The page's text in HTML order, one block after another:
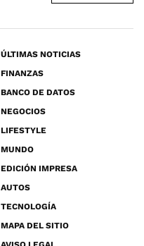
ÚLTIMAS NOTICIAS
FINANZAS
BANCO DE DATOS
NEGOCIOS
LIFESTYLE
MUNDO
EDICIÓN IMPRESA
AUTOS
TECNOLOGÍA
MAPA DEL SITIO